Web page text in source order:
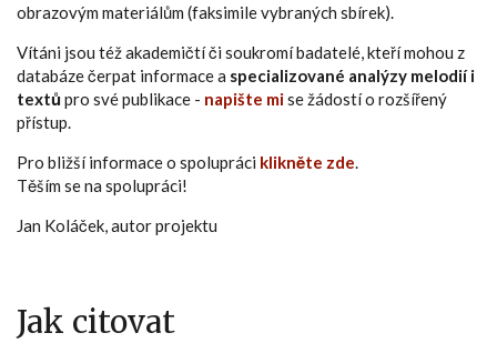
obrazovým materiálům (faksimile vybraných sbírek).
Vítáni jsou též akademičtí či soukromí badatelé, kteří mohou z
databáze čerpat informace a specializované analýzy melodií i
textůpro své publikace - napište mise žádostí o rozšířený
přístup.
Pro bližší informace o spolupráci klikněte zde.
Těším se na spolupráci!
Jan Koláček, autor projektu
Jak citovat